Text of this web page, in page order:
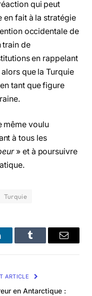
qui peut
en fait à la stratégie
occidentale de
train de
en rappelant
que la Turquie
tant que figure
même voulu
à tous les
» et à poursuivre
Turquie
Tumblr Email
ARTICLE
en Antarctique :